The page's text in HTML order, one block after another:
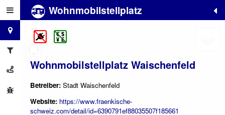
Wohnmobilstellplatz
Wohnmobilstellplatz Waischenfeld
Betreiber: Stadt Waischenfeld
Website: https://www.fraenkische-
schweiz.com/detail/id=6390791ef88035507f185661
+
−